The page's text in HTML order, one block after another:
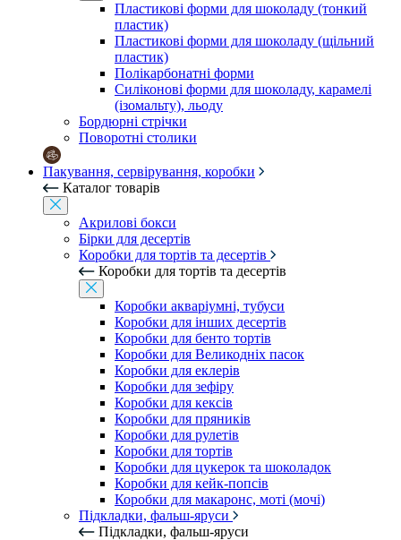
Пластикові форми для шоколаду (тонкий
пластик)
Пластикові форми для шоколаду (щільний
пластик)
Полікарбонатні форми
Силіконові форми для шоколаду, карамелі
(ізомальту), льоду
Бордюрні стрічки
Поворотні столики
Пакування, сервірування, коробки
Каталог товарів
Акрилові бокси
Бірки для десертів
Коробки для тортів та десертів
Коробки для тортів та десертів
Коробки акваріумні, тубуси
Коробки для інших десертів
Коробки для бенто тортів
Коробки для Великодніх пасок
Коробки для еклерів
Коробки для зефіру
Коробки для кексів
Коробки для пряників
Коробки для рулетів
Коробки для тортів
Коробки для цукерок та шоколадок
Коробки для кейк-попсів
Коробки для макаронс, моті (мочі)
Підкладки, фальш-яруси
Підкладки, фальш-яруси